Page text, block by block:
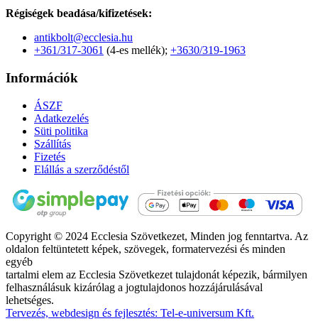
Régiségek beadása/kifizetések:
antikbolt@ecclesia.hu
+361/317-3061 (4-es mellék); +3630/319-1963
Információk
ÁSZF
Adatkezelés
Süti politika
Szállítás
Fizetés
Elállás a szerződéstől
Copyright © 2024 Ecclesia Szövetkezet, Minden jog fenntartva. Az
oldalon feltüntetett képek, szövegek, formatervezési és minden
egyéb
tartalmi elem az Ecclesia Szövetkezet tulajdonát képezik, bármilyen
felhasználásuk kizárólag a jogtulajdonos hozzájárulásával
lehetséges.
Tervezés, webdesign és fejlesztés: Tel-e-universum Kft.